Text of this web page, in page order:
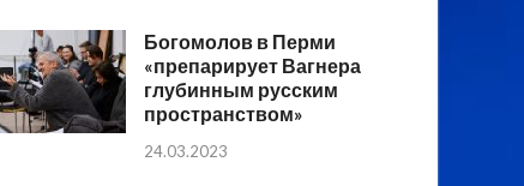
Богомолов в Перми
«препарирует Вагнера
глубинным русским
пространством»
24.03.2023